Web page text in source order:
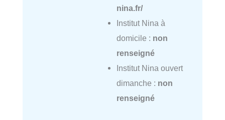
nina.fr/
Institut Nina à
domicile : non
renseigné
Institut Nina ouvert
dimanche : non
renseigné